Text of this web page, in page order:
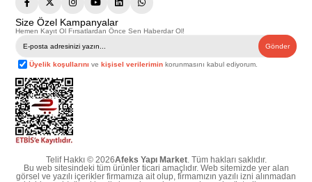
Size Özel Kampanyalar
Hemen Kayıt Ol Fırsatlardan Önce Sen Haberdar Ol!
Gönder
Üyelik koşullarını vekişisel verilerimin korunmasını kabul ediyorum.
Telif Hakkı © 2026Afeks Yapı Market. Tüm hakları saklıdır.
Bu web sitesindeki tüm ürünler ticari amaçlıdır. Web sitemizde yer alan
görsel ve yazılı içerikler firmamıza ait olup, firmamızın yazılı izni alınmadan